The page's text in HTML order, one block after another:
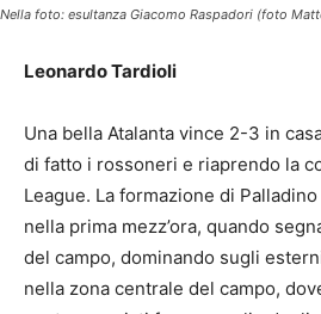
Nella foto: esultanza Giacomo Raspadori (foto
Leonardo Tardioli
Una bella Atalanta vince 2-3 in
di fatto i rossoneri e riaprendo la
League. La formazione di
nella prima mezz’ora, quando
del campo, dominando sugli
nella zona centrale del campo,